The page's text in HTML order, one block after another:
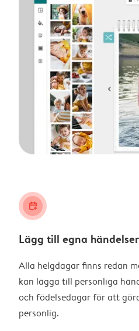
calendar_plus
Lägg till egna
Alla helgdagar finns redan
kan lägga till personliga
och födelsedagar för att
personlig.